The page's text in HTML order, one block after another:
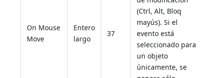
On Mouse
Move
Entero
largo
37
(Ctrl, Alt, Bloq
mayús). Si el
evento está
seleccionado para
un objeto
únicamente, se